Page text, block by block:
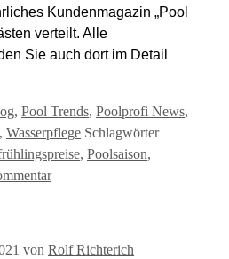
Kundenmagazin „Pool
verteilt. Alle
Sie auch dort im Detail
, Pool Trends, Poolprofi News,
, Wasserpflege Schlagwörter
, Poolsaison,
von Rolf Richterich